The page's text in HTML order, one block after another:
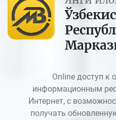
Online доступ к
информационным
Интернет, с
получать